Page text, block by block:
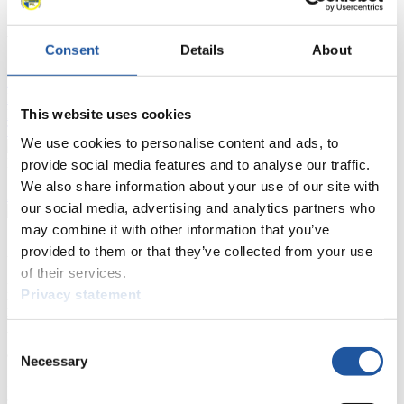
Consent Details About
This website uses cookies
We use cookies to personalise content and ads, to
provide social media features and to analyse our traffic.
We also share information about your use of our site with
our social media, advertising and analytics partners who
may combine it with other information that you’ve
provided to them or that they’ve collected from your use
of their services.
Privacy statement
Selection
Necessary
FIL LIVE TV
Live StreamingKunstbahnRodelnLive Streaming Alpin
Ergebnis-Live-Ticker Kunstbahn
Naturbahn
Zielgruppen Anzeigen
Für Presse- und Medienvertreter
Hier finden Sie Informationen für Presse- und Medienvertreter. Sie
haben Zugriff auf Athletenbiographien und Informationen zu
Wettkämpfen. Außerdem können Sie Ihre Medienakkreditierung
allgemeine Neuigkeiten einholen.